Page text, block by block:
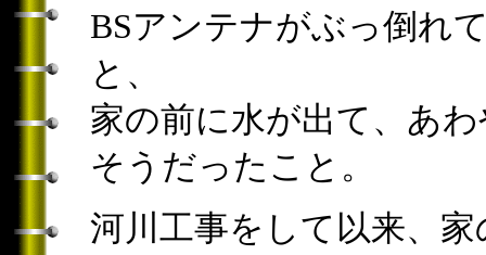
BSアンテナがぶっ倒れ
と、
家の前に水が出て、あ
そうだったこと。
河川工事をして以来、